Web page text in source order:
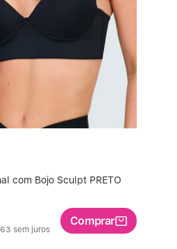
com Bojo Sculpt PRETO
63 sem juros
Comprar